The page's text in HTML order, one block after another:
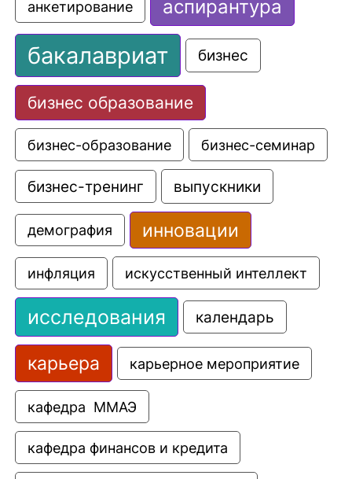
анкетирование аспирантура
бакалавриат бизнес
бизнес образование
бизнес-образование бизнес-семинар
бизнес-тренинг выпускники
демография инновации
инфляция искусственный интеллект
исследования календарь
карьера карьерное мероприятие
кафедра  ММАЭ
кафедра финансов и кредита